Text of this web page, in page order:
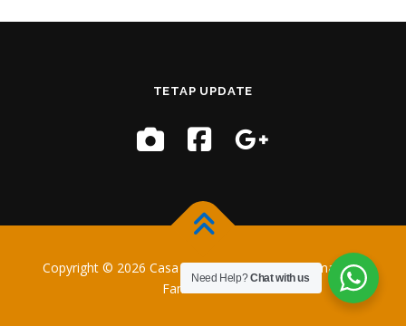
TETAP UPDATE
Copyright © 2026 Casa Training–OnePresstema oleh
FameThemes
Need Help?Chat with us